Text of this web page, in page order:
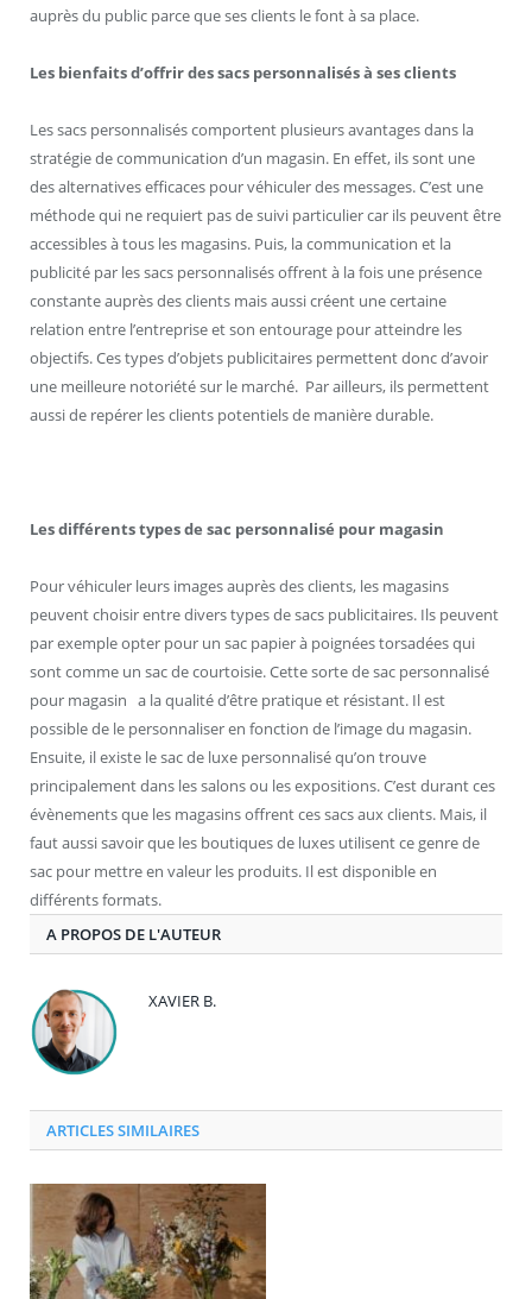
auprès du public parce que ses clients le font à sa place.
Les bienfaits d’offrir des sacs personnalisés à ses clients
Les sacs personnalisés comportent plusieurs avantages dans la
stratégie de communication d’un magasin. En effet, ils sont une
des alternatives efficaces pour véhiculer des messages. C’est une
méthode qui ne requiert pas de suivi particulier car ils peuvent être
accessibles à tous les magasins. Puis, la communication et la
publicité par les sacs personnalisés offrent à la fois une présence
constante auprès des clients mais aussi créent une certaine
relation entre l’entreprise et son entourage pour atteindre les
objectifs. Ces types d’objets publicitaires permettent donc d’avoir
une meilleure notoriété sur le marché. Par ailleurs, ils permettent
aussi de repérer les clients potentiels de manière durable.
Les différents types de sac personnalisé pour magasin
Pour véhiculer leurs images auprès des clients, les magasins
peuvent choisir entre divers types de sacs publicitaires. Ils peuvent
par exemple opter pour un sac papier à poignées torsadées qui
sont comme un sac de courtoisie. Cette sorte de sac personnalisé
pour magasin a la qualité d’être pratique et résistant. Il est
possible de le personnaliser en fonction de l’image du magasin.
Ensuite, il existe le sac de luxe personnalisé qu’on trouve
principalement dans les salons ou les expositions. C’est durant ces
évènements que les magasins offrent ces sacs aux clients. Mais, il
faut aussi savoir que les boutiques de luxes utilisent ce genre de
sac pour mettre en valeur les produits. Il est disponible en
différents formats.
A PROPOS DE L'AUTEUR
XAVIER B.
ARTICLES SIMILAIRES